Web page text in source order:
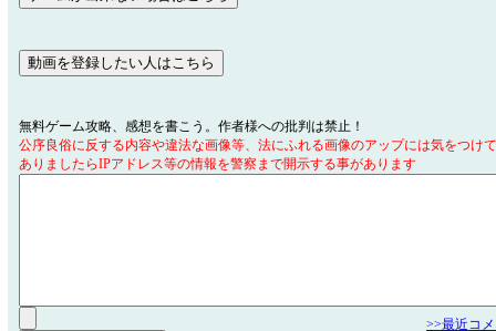
無料ゲーム攻略、感想を書こう。作者様への批判は禁止！
公序良俗に反する内容や違法な画像等、法にふれる画像のアップには気をつけ
ありましたらIPアドレス等の情報を警察まで開示する事があります
>>最近コ